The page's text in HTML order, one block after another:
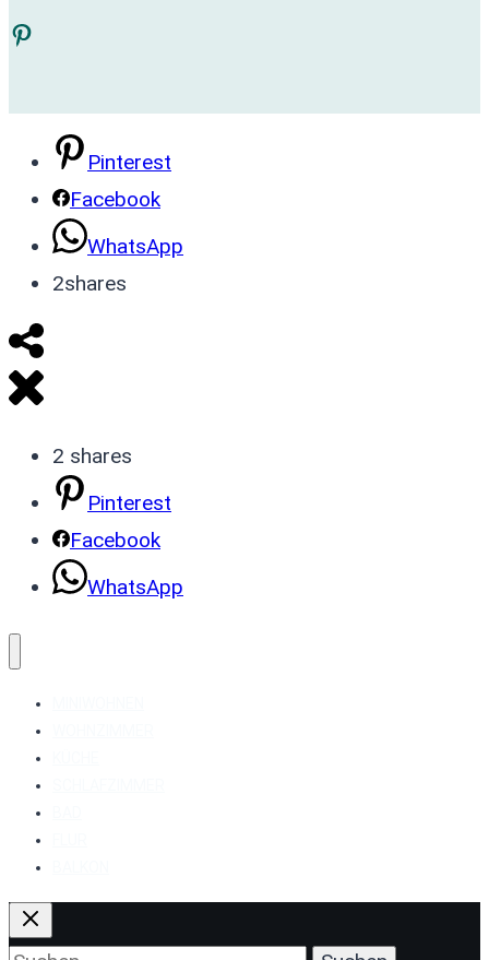
Pinterest
Pinterest
Facebook
WhatsApp
2shares
2 shares
Pinterest
Facebook
WhatsApp